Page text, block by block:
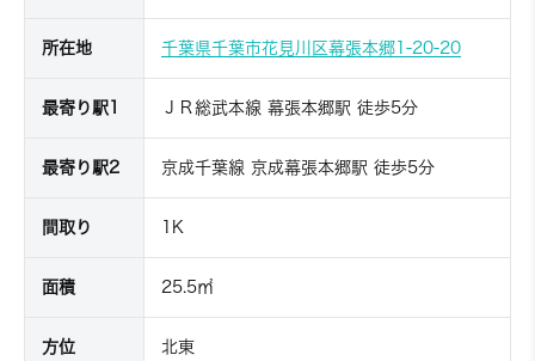
所在地 千葉県千葉市花見川区幕張本郷1-20-20
最寄り駅1 ＪＲ総武本線 幕張本郷駅 徒歩5分
最寄り駅2 京成千葉線 京成幕張本郷駅 徒歩5分
間取り 1K
面積 25.5㎡
方位 北東